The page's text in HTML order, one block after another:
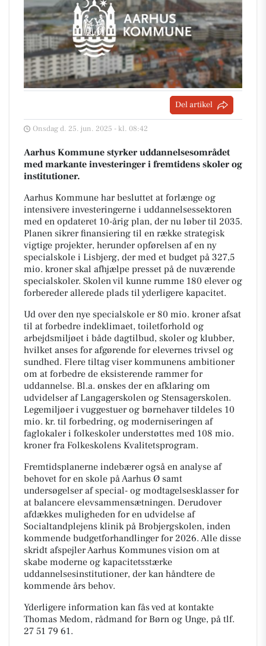
Del artikel
Onsdag d. 25. jun. 2025 - kl. 08:42
Aarhus Kommune styrker uddannelsesområdet
med markante investeringer i fremtidens skoler og
institutioner.
Aarhus Kommune har besluttet at forlænge og
intensivere investeringerne i uddannelsessektoren
med en opdateret 10-årig plan, der nu løber til 2035.
Planen sikrer finansiering til en række strategisk
vigtige projekter, herunder opførelsen af en ny
specialskole i Lisbjerg, der med et budget på 327,5
mio. kroner skal afhjælpe presset på de nuværende
specialskoler. Skolen vil kunne rumme 180 elever og
forbereder allerede plads til yderligere kapacitet.
Ud over den nye specialskole er 80 mio. kroner afsat
til at forbedre indeklimaet, toiletforhold og
arbejdsmiljøet i både dagtilbud, skoler og klubber,
hvilket anses for afgørende for elevernes trivsel og
sundhed. Flere tiltag viser kommunens ambitioner
om at forbedre de eksisterende rammer for
uddannelse. Bl.a. ønskes der en afklaring om
udvidelser af Langagerskolen og Stensagerskolen.
Legemiljøer i vuggestuer og børnehaver tildeles 10
mio. kr. til forbedring, og moderniseringen af
faglokaler i folkeskoler understøttes med 108 mio.
kroner fra Folkeskolens Kvalitetsprogram.
Fremtidsplanerne indebærer også en analyse af
behovet for en skole på Aarhus Ø samt
undersøgelser af special- og modtagelsesklasser for
at balancere elevsammensætningen. Derudover
afdækkes muligheden for en udvidelse af
Socialtandplejens klinik på Brobjergskolen, inden
kommende budgetforhandlinger for 2026. Alle disse
skridt afspejler Aarhus Kommunes vision om at
skabe moderne og kapacitetsstærke
uddannelsesinstitutioner, der kan håndtere de
kommende års behov.
Yderligere information kan fås ved at kontakte
Thomas Medom, rådmand for Børn og Unge, på tlf.
27 51 79 61.